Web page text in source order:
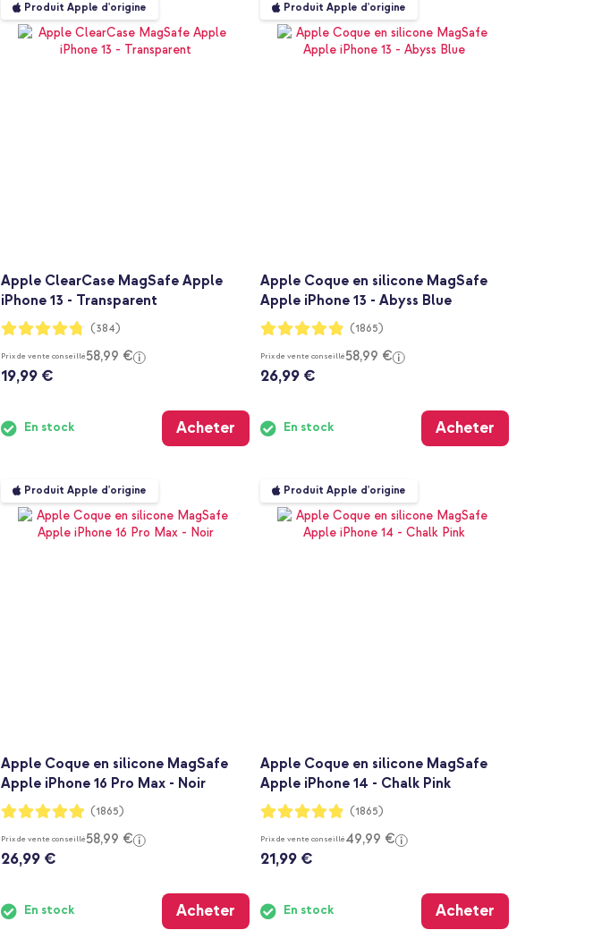
Produit Apple d'origine
Apple ClearCase MagSafe Apple
iPhone 13 - Transparent
Notation:
94%
(384)
Prix de vente conseillé58,99 €
19,99 €
En stock Acheter
Produit Apple d'origine
Apple Coque en silicone MagSafe
Apple iPhone 13 - Abyss Blue
Notation:
97%
(1865)
Prix de vente conseillé58,99 €
26,99 €
En stock Acheter
Produit Apple d'origine
Apple Coque en silicone MagSafe
Apple iPhone 16 Pro Max - Noir
Notation:
97%
(1865)
Prix de vente conseillé58,99 €
26,99 €
En stock Acheter
Produit Apple d'origine
Apple Coque en silicone MagSafe
Apple iPhone 14 - Chalk Pink
Notation:
97%
(1865)
Prix de vente conseillé49,99 €
21,99 €
En stock Acheter